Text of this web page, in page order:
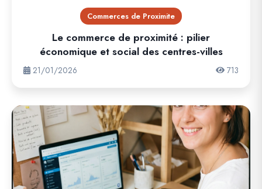
Commerces de Proximite
Le commerce de proximité : pilier
économique et social des centres-villes
21/01/2026 713